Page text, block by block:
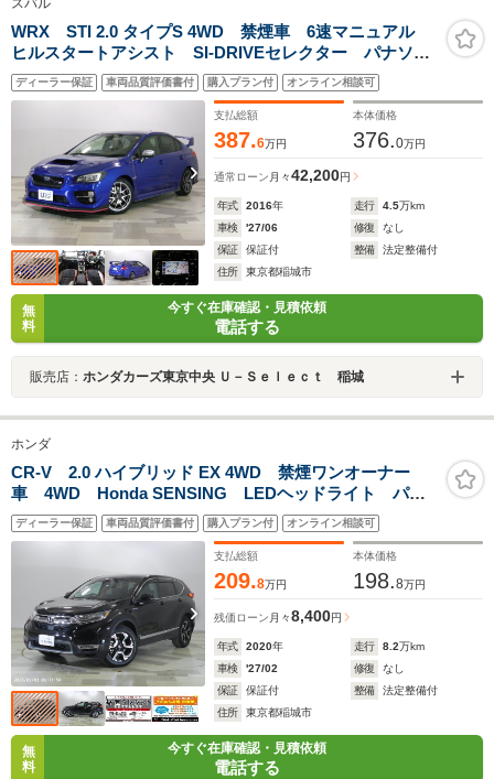
スバル
WRX STI 2.0 タイプS 4WD 禁煙車 6速マニュアル
ヒルスタートアシスト SI-DRIVEセレクター パナソニ
ック製ナビ フルセグ Bluetoothオーディオ USB入
力 DVD リアカメラ パワーシート サイドエアバッ
ディーラー保証 車両品質評価書付 購入プラン付 オンライン相談可
支払総額
387.6万円
本体価格
376.0万円
通常ローン 月々42,200円
年式 2016年 走行 4.5万km
車検
'27/06 修復
なし
保証
保証付 整備
法定整備付
住所
東京都稲城市
無
料
今すぐ在庫確認・見積依頼
電話する
販売店： ホンダカーズ東京中央 Ｕ－Ｓｅｌｅｃｔ 稲城
ホンダ
CR-V 2.0 ハイブリッド EX 4WD 禁煙ワンオーナー
車 4WD Honda SENSING LEDヘッドライト パワ
ーシート 18インチアルミホイール 純正ナビ
ETC2.0 シートヒーター リンクアップフリー オート
ディーラー保証 車両品質評価書付 購入プラン付 オンライン相談可
支払総額
209.8万円
本体価格
198.8万円
残価ローン 月々8,400円
年式 2020年 走行 8.2万km
車検
'27/02 修復
なし
保証
保証付 整備
法定整備付
住所
東京都稲城市
無
料
今すぐ在庫確認・見積依頼
電話する